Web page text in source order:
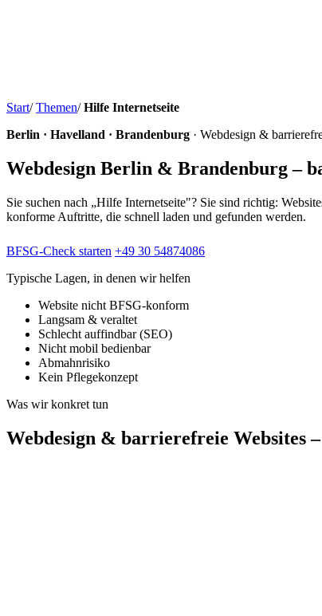
Start/ Themen/ Hilfe Internetseite
Berlin · Havelland · Brandenburg · Webdesign &
Webdesign Berlin & Brandenburg –
Sie suchen nach „Hilfe Internetseite"? Sie sind richtig:
konforme Auftritte, die schnell laden und gefunden werden.
BFSG-Check starten +49 30 54874086
Typische Lagen, in denen wir helfen
Website nicht BFSG-konform
Langsam & veraltet
Schlecht auffindbar (SEO)
Nicht mobil bedienbar
Abmahnrisiko
Kein Pflegekonzept
Was wir konkret tun
Webdesign & barrierefreie Websites